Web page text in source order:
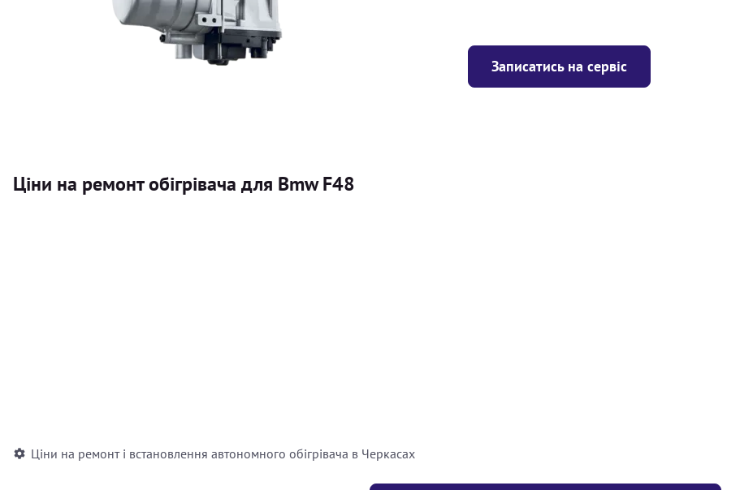
Записатись на сервіс
Ціни на ремонт обігрівача для Bmw F48
Ціни на ремонт і встановлення автономного обігрівача в Черкасах